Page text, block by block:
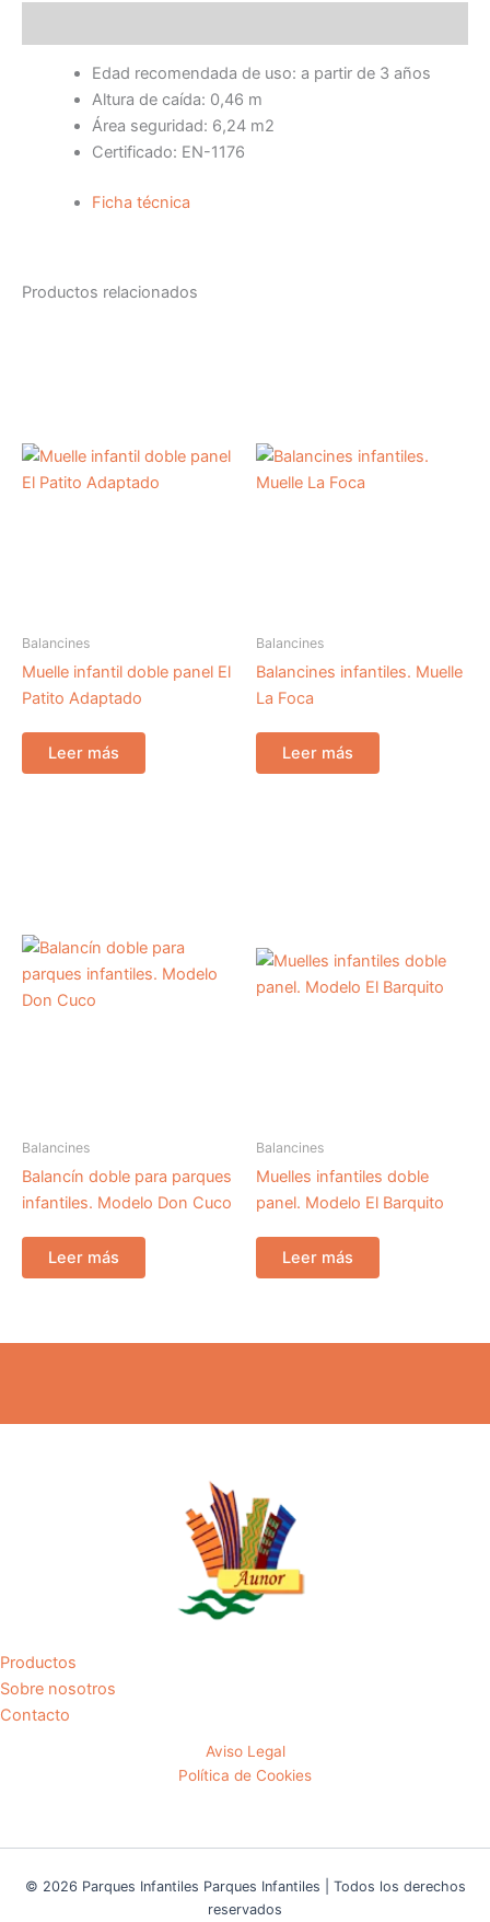
Edad recomendada de uso: a partir de 3 años
Altura de caída: 0,46 m
Área seguridad: 6,24 m2
Certificado: EN-1176
Ficha técnica
Productos relacionados
Balancines
Muelle infantil doble panel El
Patito Adaptado
Leer más
Balancines
Balancines infantiles. Muelle
La Foca
Leer más
Balancines
Balancín doble para parques
infantiles. Modelo Don Cuco
Leer más
Balancines
Muelles infantiles doble
panel. Modelo El Barquito
Leer más
Productos
Sobre nosotros
Contacto
Aviso Legal
Política de Cookies
© 2026 Parques Infantiles Parques Infantiles | Todos los derechos
reservados